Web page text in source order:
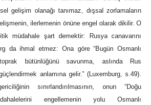
gelişim olanağı tanımaz, dışsal zorlamaların
ilerlemenin önüne engel olarak dikilir. O
müdahale şart demektir: Rusya canavarını
da ihmal etmez: Ona göre “Bugün Osmanlı
toprak bütünlüğünü savunma, aslında Rus
anlamına gelir.” (Luxemburg, s.49).
sınırlandırılmasının, onun “Doğu
engellemenin yolu Osmanlı